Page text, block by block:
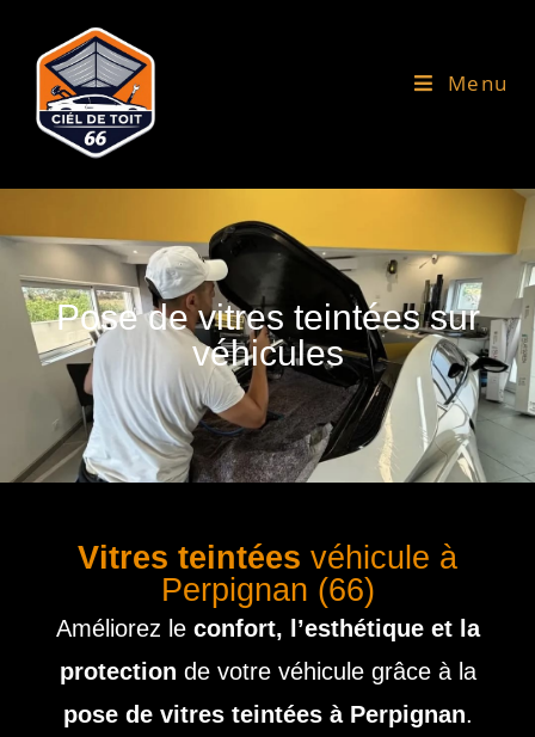
Menu
Pose de vitres teintées sur
véhicules
Vitres teintées véhicule à
Perpignan (66)
Améliorez le confort, l’esthétique et la
protection de votre véhicule grâce à la
pose de vitres teintées à Perpignan.